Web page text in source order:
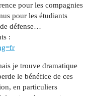
pour les compagnies
pour les étudiants
défense…
:
je trouve dramatique
le bénéfice de ces
en particuliers